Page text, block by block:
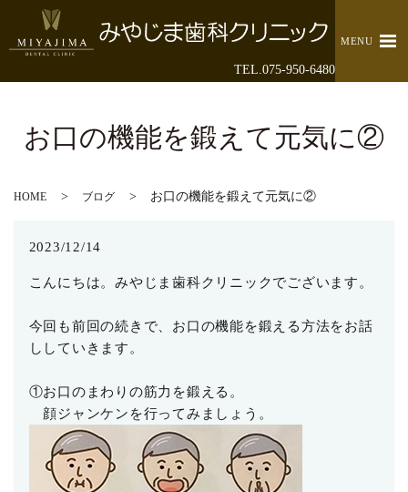
TEL.075-950-6480
MENU
お口の機能を鍛えて元気に②
HOME ブログ お口の機能を鍛えて元気に②
2023/12/14
こんにちは。みやじま歯科クリニックでございます。
今回も前回の続きで、お口の機能を鍛える方法をお話
ししていきます。
①お口のまわりの筋力を鍛える。
顔ジャンケンを行ってみましょう。